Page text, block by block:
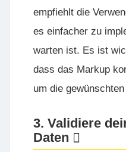
empfiehlt die
es einfacher zu
warten ist. Es ist
dass das Markup
um die
3. Validiere
Daten